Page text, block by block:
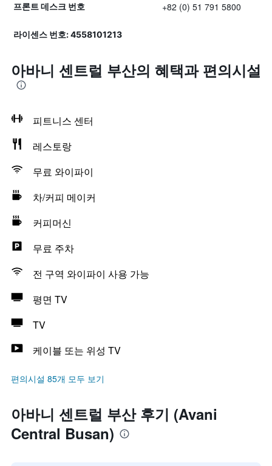
프론트 데스크 번호 +82 (0) 51 791 5800
라이센스 번호: 4558101213
아바니 센트럴 부산의 혜택​과 편의시설
피트니스 센터
레스토랑
무료 와이파이
차/커피 메이커
커피머신
무료 주차
전 구역 와이파이 사용 가능
평면 TV
TV
케이블 또는 위성 TV
편의시설 85개 모두 보기
아바니 센트럴 부산 후기 (Avani
Central Busan)